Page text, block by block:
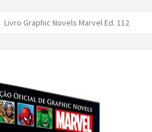
Livro Graphic Novels Marvel Ed. 112